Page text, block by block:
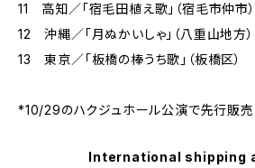
11 高知／「宿毛田植え歌」（宿毛市仲市）
12 沖縄／「月ぬかいしゃ」（八重山地方）
13 東京／「板橋の棒うち歌」（板橋区）
*10/29のハクジュホール公演で先行販売
International shipping